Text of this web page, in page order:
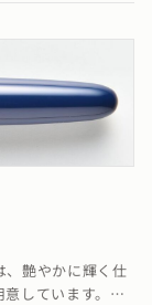
、艶やかに輝く仕
意しています。≪